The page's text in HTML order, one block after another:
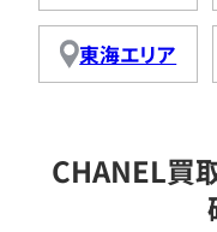
東海エリア
CHANEL買